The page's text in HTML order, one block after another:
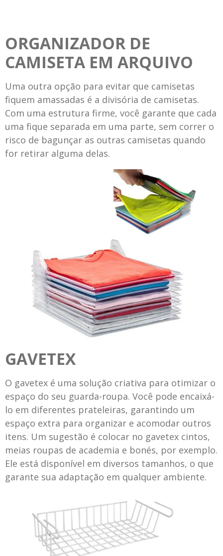
ORGANIZADOR DE
CAMISETA EM ARQUIVO
Uma outra opção para evitar que camisetas
fiquem amassadas é a divisória de camisetas.
Com uma estrutura firme, você garante que cada
uma fique separada em uma parte, sem correr o
risco de bagunçar as outras camisetas quando
for retirar alguma delas.
GAVETEX
O gavetex é uma solução criativa para otimizar o
espaço do seu guarda-roupa. Você pode encaixá-
lo em diferentes prateleiras, garantindo um
espaço extra para organizar e acomodar outros
itens. Um sugestão é colocar no gavetex cintos,
meias roupas de academia e bonés, por exemplo.
Ele está disponível em diversos tamanhos, o que
garante sua adaptação em qualquer ambiente.